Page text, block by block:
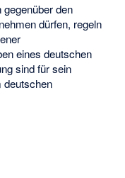
den
dürfen, regeln
eines deutschen
sind für sein
deutschen